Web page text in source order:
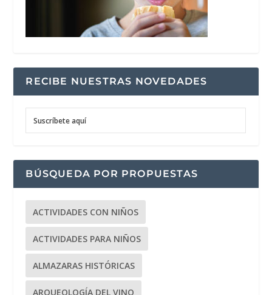
RECIBE NUESTRAS NOVEDADES
Suscríbete aquí
BÚSQUEDA POR PROPUESTAS
ACTIVIDADES CON NIÑOS
ACTIVIDADES PARA NIÑOS
ALMAZARAS HISTÓRICAS
ARQUEOLOGÍA DEL VINO